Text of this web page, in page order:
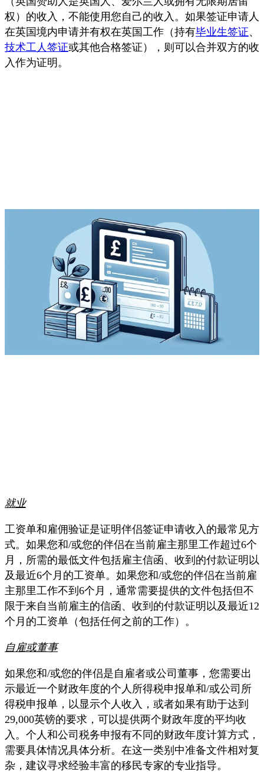
权）的收入，不能使用您自己的收入。如果签证申请人
在英国境内申请并有权在英国工作（持有毕业生签证、
技术工人签证或其他合格签证），则可以合并双方的收
入作为证明。
就业
工资单和雇佣验证是证明伴侣签证申请收入的最常见方
式。如果您和/或您的伴侣在当前雇主那里工作超过6个
月，所需的最低文件包括雇主信函、收到的付款证明以
及最近6个月的工资单。如果您和/或您的伴侣在当前雇
主那里工作不到6个月，通常需要提供的文件包括但不
限于来自当前雇主的信函、收到的付款证明以及最近12
个月的工资单（包括任何之前的工作）。
自雇或董事
如果您和/或您的伴侣是自雇者或公司董事，您需要出
示最近一个财政年度的个人所得税申报单和/或公司所
得税申报单，以显示个人收入，或者如果有助于达到
29,000英镑的要求，可以提供两个财政年度的平均收
入。个人和公司税务申报有不同的财政年度计算方式，
需要具体情况具体分析。在这一类别中准备文件相对复
杂，建议寻求经验丰富的移民专家的专业指导。